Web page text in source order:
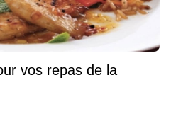
vos repas de la